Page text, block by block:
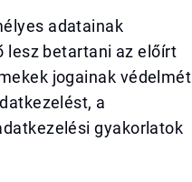
adatainak
lesz betartani az előírt
jogainak védelmét
a
gyakorlatok